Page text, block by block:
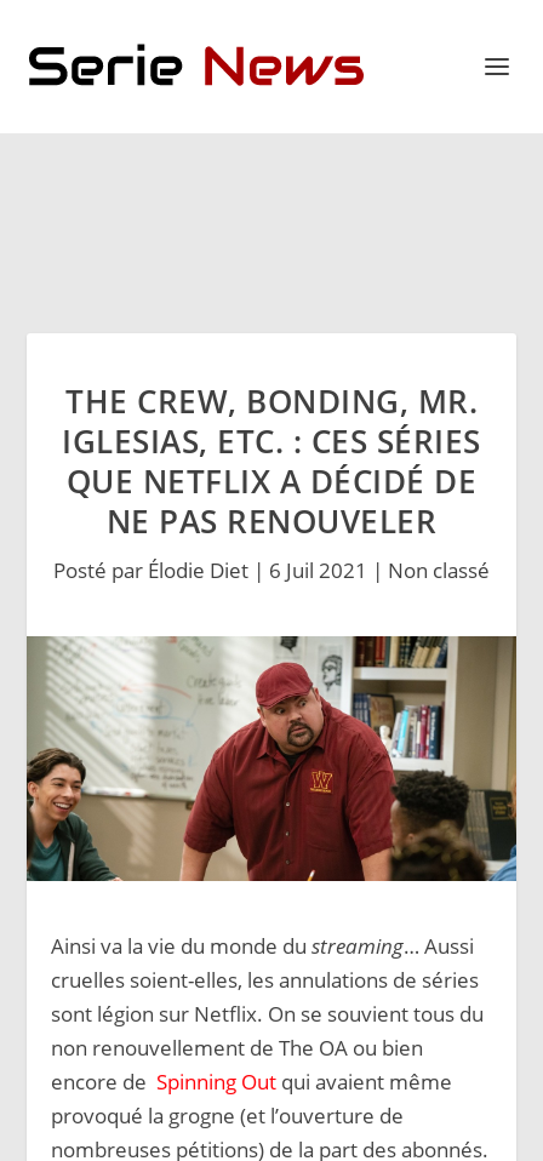
THE CREW, BONDING, MR.
IGLESIAS, ETC. : CES SÉRIES
QUE NETFLIX A DÉCIDÉ DE
NE PAS RENOUVELER
Posté par Élodie Diet | 6 Juil 2021 | Non classé
Ainsi va la vie du monde dustreaming… Aussi
cruelles soient-elles, les annulations de séries
sont légion sur Netflix. On se souvient tous du
non renouvellement de The OA ou bien
encore deSpinning Out qui avaient même
provoqué la grogne (et l’ouverture de
nombreuses pétitions) de la part des abonnés.